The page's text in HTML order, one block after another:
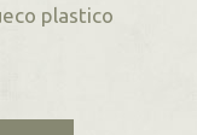
plastico